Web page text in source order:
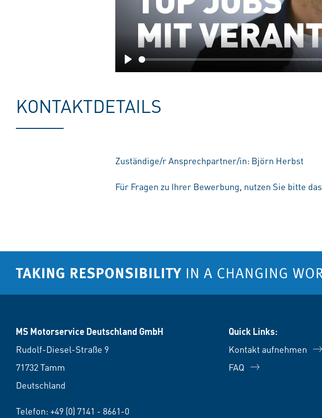
Play
KONTAKTDETAILS
Zuständige/r Ansprechpartner/in: Björn Herbst
Für Fragen zu Ihrer Bewerbung, nutzen Sie bitte das
MS Motorservice Deutschland GmbH
Rudolf-Diesel-Straße 9
71732 Tamm
Deutschland
Telefon: +49 (0) 7141 - 8661-0
Quick Links:
Kontakt aufnehmen
FAQ